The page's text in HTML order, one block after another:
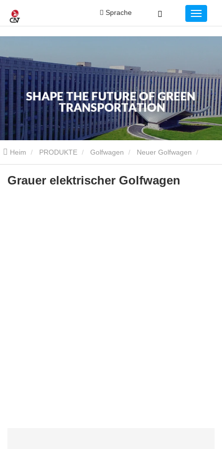
Sprache
Heim PRODUKTE Golfwagen Neuer Golfwagen
Grauer elektrischer Golfwagen
Grauer elektrischer Golfwagen